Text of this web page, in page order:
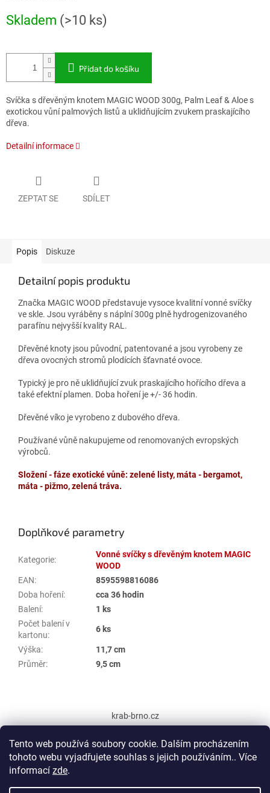
Tento web používá soubory cookie. Dalším procházením
tohoto webu vyjadřujete souhlas s jejich používáním.. Více
informací zde.
cena:
Skladem (>10 ks)
Přidat do košíku
Svíčka s dřevěným knotem MAGIC WOOD 300g, Palm Leaf & Aloe s
exotickou vůní palmových listů a uklidňujícím zvukem praskajícího
dřeva.
Detailní informace
ZEPTAT SE SDÍLET
Popis Diskuze
Detailní popis produktu
Značka MAGIC WOOD představuje vysoce kvalitní vonné svíčky
ve skle. Jsou vyráběny s náplní 300g plně hydrogenizovaného
parafínu nejvyšší kvality RAL.
Dřevěné knoty jsou původní, patentované a jsou vyrobeny ze
dřeva ovocných stromů plodících šťavnaté ovoce.
Typický je pro ně uklidňující zvuk praskajícího hořícího dřeva a
také efektní plamen. Doba hoření je +/- 36 hodin.
Dřevěné víko je vyrobeno z dubového dřeva.
Používané vůně nakupujeme od renomovaných evropských
výrobců.
Složení - fáze exotické vůně: zelené listy, máta - bergamot,
máta - pižmo, zelená tráva.
Doplňkové parametry
Kategorie:
Vonné svíčky s dřevěným knotem MAGIC
WOOD
EAN:
8595598816086
Doba hoření:
cca 36 hodin
Balení:
1 ks
Počet balení v
kartonu:
6 ks
Výška:
11,7 cm
Průměr: 9,5 cm
p
krab-brno.cz